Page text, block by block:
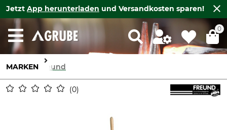
Jetzt App herunterladen und Versandkosten sparen!
0
MARKEN Freund
0